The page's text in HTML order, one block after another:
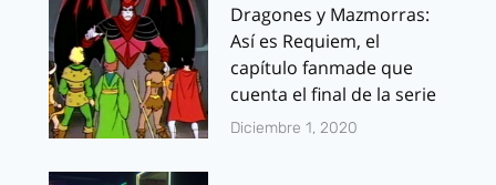
Dragones y Mazmorras:
Así es Requiem, el
capítulo fanmade que
cuenta el final de la serie
Diciembre 1, 2020